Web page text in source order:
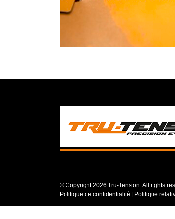
© Copyright2026 Tru-Tension. All rights
Politique de confidentialité
Politique